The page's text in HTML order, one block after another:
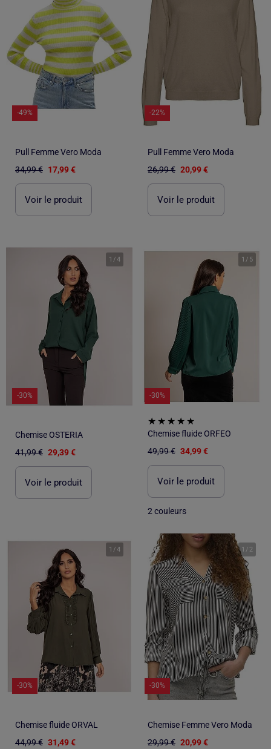
-49%
Pull Femme Vero Moda
34,99 € 17,99 €
Voir le produit
-22%
Pull Femme Vero Moda
26,99 € 20,99 €
Voir le produit
1 /4
-30%
Chemise OSTERIA
41,99 € 29,39 €
Voir le produit
1 / 5
-30%
Chemise fluide ORFEO
49,99 € 34,99 €
Voir le produit
2 couleurs
1 /4
-30%
Chemise fluide ORVAL
44,99 € 31,49 €
1 / 2
-30%
Chemise Femme Vero Moda
29,99 € 20,99 €